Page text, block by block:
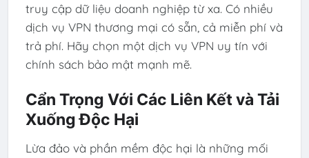
truy cập dữ liệu doanh nghiệp từ xa. Có nhiều
dịch vụ VPN thương mại có sẵn, cả miễn phí và
trả phí. Hãy chọn một dịch vụ VPN uy tín với
chính sách bảo mật mạnh mẽ.
Cẩn Trọng Với Các Liên Kết và Tải
Xuống Độc Hại
Lừa đảo và phần mềm độc hại là những mối